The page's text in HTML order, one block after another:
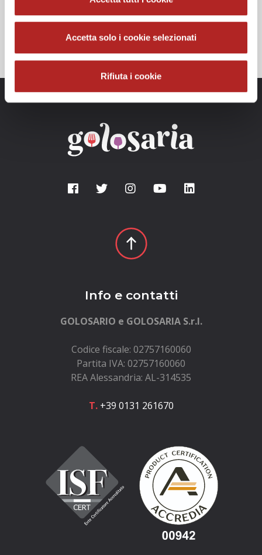
Accetta solo i cookie selezionati
Rifiuta i cookie
Info e contatti
GOLOSARIO e GOLOSARIA S.r.l.
Codice fiscale: 02757160060
Partita IVA: 02757160060
REA Alessandria: AL-314535
T.+39 0131 261670